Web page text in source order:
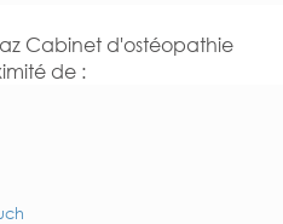
Cabinet d'ostéopathie
de :